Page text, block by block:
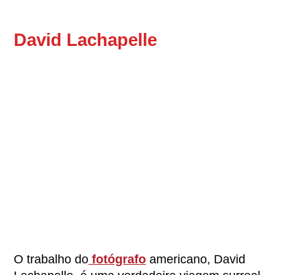
David Lachapelle
O trabalho do fotógrafo americano, David